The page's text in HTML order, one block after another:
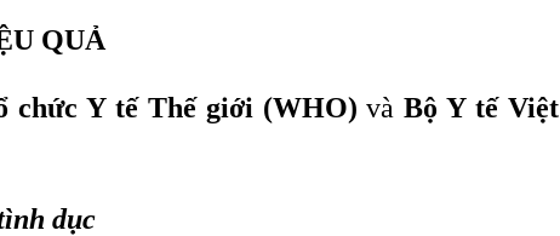
QUẢ
chức Y tế Thế giới (WHO) vàBộ Y tế Việt
dục